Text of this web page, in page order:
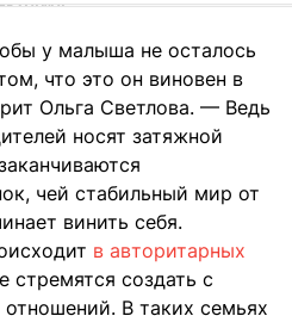
у малыша не осталось
что это он виновен в
Ольга Светлова. — Ведь
носят затяжной
чей стабильный мир от
винить себя.
в авторитарных
стремятся создать с
В таких семьях